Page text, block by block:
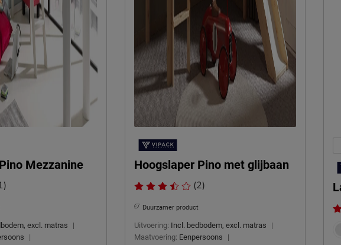
Mezzanine
excl. matras
|
|
Hoogslaper Pino met glijbaan
(2)
Duurzamer product
Uitvoering: Incl. bedbodem, excl. matras
|
Maatvoering: Eenpersoons
|